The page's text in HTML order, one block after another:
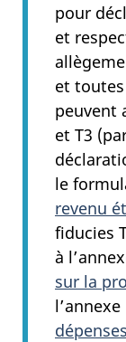
pour
et
et
peuvent
et T3
le
revenu
fiducies
à
sur la
l’annexe